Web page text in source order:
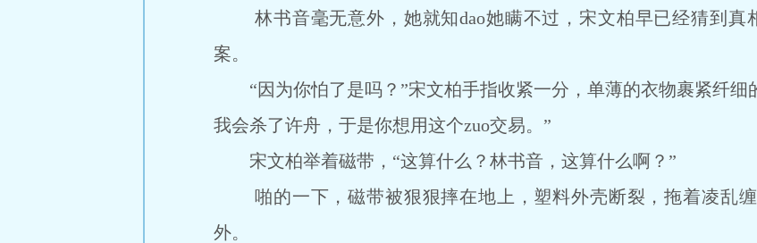
林书音毫无意外，她就知dao她瞒不过，宋文柏早已经猜到真
案。
“因为你怕了是吗？”宋文柏手指收紧一分，单薄的衣物裹紧纤细
我会杀了许舟，于是你想用这个zuo交易。”
宋文柏举着磁带，“这算什么？林书音，这算什么啊？”
啪的一下，磁带被狠狠摔在地上，塑料外壳断裂，拖着凌乱缠
外。